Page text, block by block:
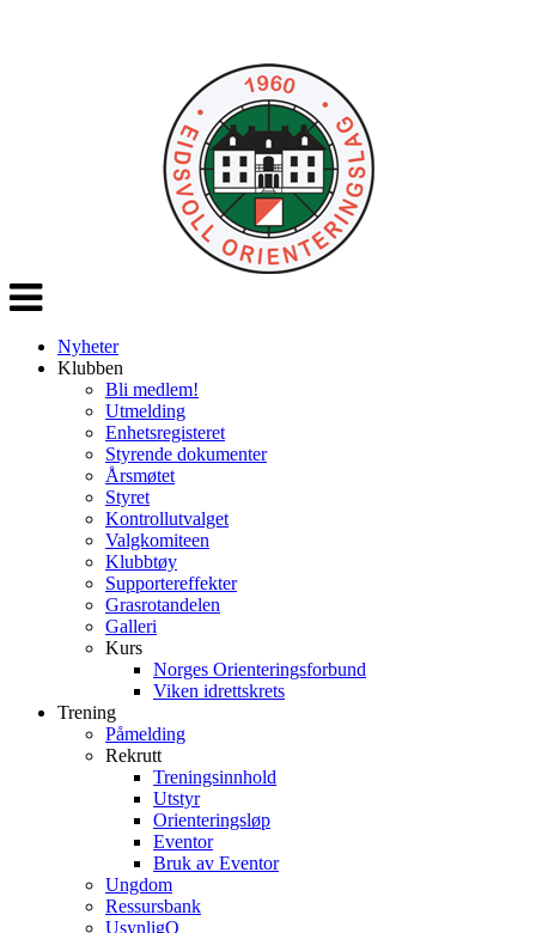
Veksle
navigasjon
Nyheter
Klubben
Bli medlem!
Utmelding
Enhetsregisteret
Styrende dokumenter
Årsmøtet
Styret
Kontrollutvalget
Valgkomiteen
Klubbtøy
Supportereffekter
Grasrotandelen
Galleri
Kurs
Norges Orienteringsforbund
Viken idrettskrets
Trening
Påmelding
Rekrutt
Treningsinnhold
Utstyr
Orienteringsløp
Eventor
Bruk av Eventor
Ungdom
Ressursbank
UsynligO